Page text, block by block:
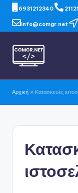
6931212340
info@comgr.net
Αρχική » Κατασκευές